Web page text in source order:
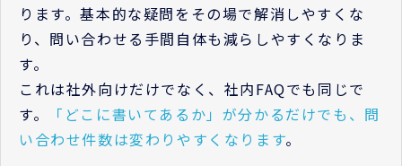
ります。基本的な疑問をその場で解消しやすくな
り、問い合わせる手間自体も減らしやすくなりま
す。
これは社外向けだけでなく、社内FAQでも同じで
す。
「どこに書いてあるか」が分かるだけでも、問
い合わせ件数は変わりやすくなります。